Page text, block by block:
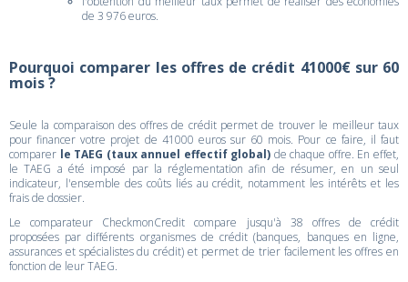
de 3 976 euros.
Pourquoi comparer les offres de crédit 41000€ sur 60
mois ?
Seule la comparaison des offres de crédit permet de trouver le meilleur taux
pour financer votre projet de 41000 euros sur 60 mois. Pour ce faire, il faut
comparer le TAEG (taux annuel effectif global) de chaque offre. En effet,
le TAEG a été imposé par la réglementation afin de résumer, en un seul
indicateur, l'ensemble des coûts liés au crédit, notamment les intérêts et les
frais de dossier.
Le comparateur CheckmonCredit compare jusqu'à 38 offres de crédit
proposées par différents organismes de crédit (banques, banques en ligne,
assurances et spécialistes du crédit) et permet de trier facilement les offres en
fonction de leur TAEG.